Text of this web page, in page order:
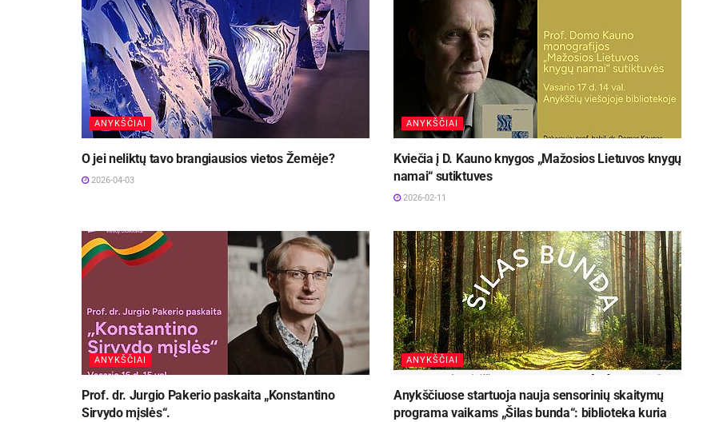
ANYKŠČIAI
O jei neliktų tavo brangiausios vietos Žemėje?
2026-04-03
ANYKŠČIAI
Kviečia į D. Kauno knygos „Mažosios Lietuvos knygų
namai“ sutiktuves
2026-02-11
ANYKŠČIAI
Prof. dr. Jurgio Pakerio paskaita „Konstantino
Sirvydo mįslės“.
ANYKŠČIAI
Anykščiuose startuoja nauja sensorinių skaitymų
programa vaikams „Šilas bunda“: biblioteka kuria